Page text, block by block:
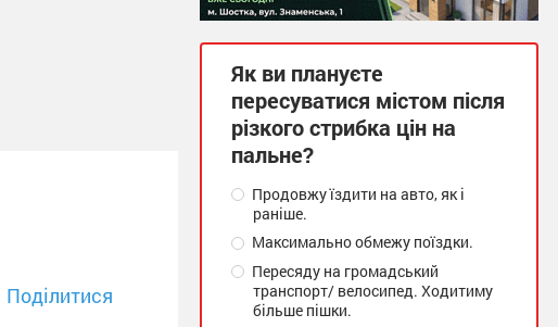
Поділитися
Як ви плануєте
пересуватися містом після
різкого стрибка цін на
пальне?
Продовжу їздити на авто, як і
раніше.
Максимально обмежу поїздки.
Пересяду на громадський
транспорт/ велосипед. Ходитиму
більше пішки.